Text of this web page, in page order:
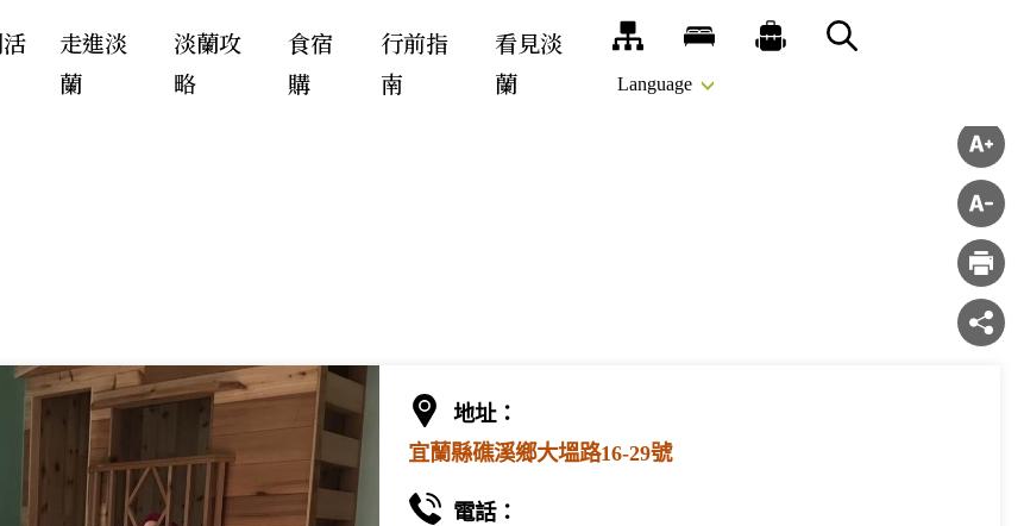
走進淡
蘭
淡蘭攻
略
食宿
購
行前指
南
看見淡
蘭
網站導覽 旅宿 推薦遊程
Language
地址：
宜蘭縣礁溪鄉大塭路16-29號
電話：